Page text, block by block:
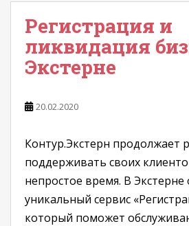
Регистрация и
ликвидация
Экстерне
20.02.2020
Контур.Экстерн продолжает
поддерживать своих
непростое время. В
уникальный сервис
который поможет